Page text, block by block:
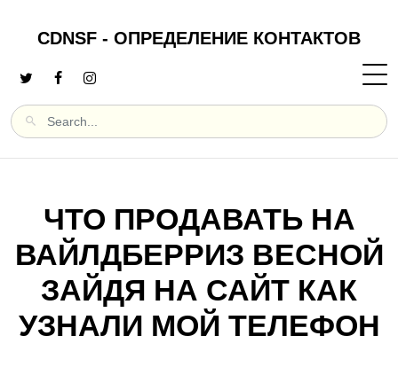
CDNSF - ОПРЕДЕЛЕНИЕ КОНТАКТОВ
ЧТО ПРОДАВАТЬ НА
ВАЙЛДБЕРРИЗ ВЕСНОЙ
ЗАЙДЯ НА САЙТ КАК
УЗНАЛИ МОЙ ТЕЛЕФОН